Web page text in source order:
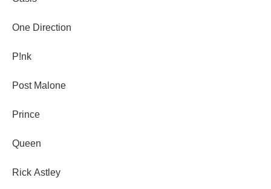
One Direction
P!nk
Post Malone
Prince
Queen
Rick Astley